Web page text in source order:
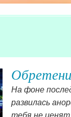
Отзыв:
Мне стало
это очень